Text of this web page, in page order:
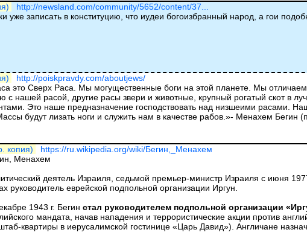
http://newsland.com/community/5652/content/37...
уже записать в конституцию, что иудеи богоизбранный народ, а гои
http://poiskpravdy.com/aboutjews/
это Сверх Раса. Мы могущественные боги на этой планете. Мы
с нашей расой, другие расы звери и животные, крупный рогатый скот в
Это наше предназначение господствовать над низшеими расами.
будут лизать ноги и служить нам в качестве рабов.»- Менахем Бегин
копия)
https://ru.wikipedia.org/wiki/Бегин,_Менахем
Менахем
деятель Израиля, седьмой премьер-министр Израиля с июня
руководитель еврейской подпольной организации Иргун.
1943 г. Бегин стал руководителем подпольной организации
мандата, начав нападения и террористические акции против
квартиры в иерусалимской гостинице «Царь Давид»). Англичане